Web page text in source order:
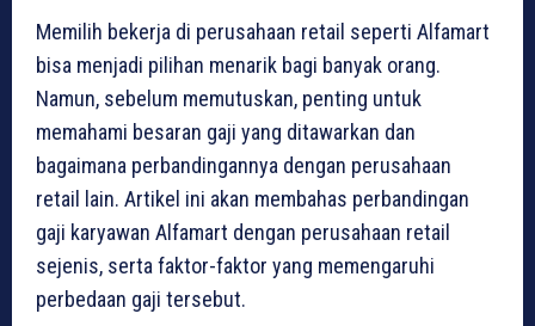
Memilih bekerja di perusahaan retail seperti Alfamart
bisa menjadi pilihan menarik bagi banyak orang.
Namun, sebelum memutuskan, penting untuk
memahami besaran gaji yang ditawarkan dan
bagaimana perbandingannya dengan perusahaan
retail lain. Artikel ini akan membahas perbandingan
gaji karyawan Alfamart dengan perusahaan retail
sejenis, serta faktor-faktor yang memengaruhi
perbedaan gaji tersebut.